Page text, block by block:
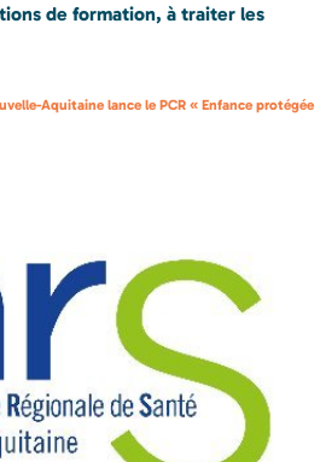
de formation, à traiter les
Aquitaine lance le PCR « Enfance protégée